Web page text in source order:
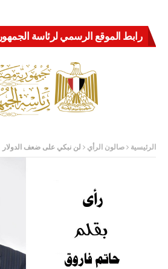
رابط الموقع الرسمي لرئاسة الجمهورية
الرئيسية صالون الرأي لن نبكي على ضعف الدولار